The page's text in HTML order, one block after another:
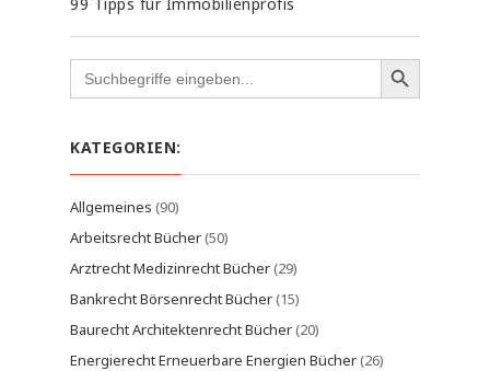
Search
for:
KATEGORIEN:
Allgemeines (90)
Arbeitsrecht Bücher(50)
Arztrecht Medizinrecht Bücher(29)
Bankrecht Börsenrecht Bücher(15)
Baurecht Architektenrecht Bücher(20)
Energierecht Erneuerbare Energien Bücher(26)